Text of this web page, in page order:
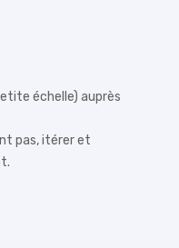
échelle) auprès
pas, itérer et